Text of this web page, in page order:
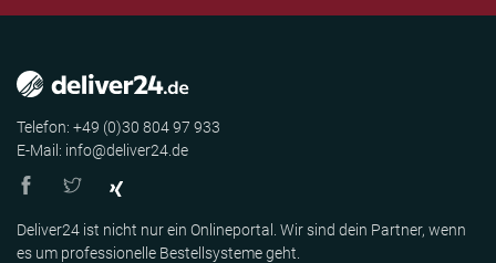
Telefon: +49 (0)30 804 97 933
E-Mail: info@deliver24.de
Deliver24 ist nicht nur ein Onlineportal. Wir sind dein Partner, wenn
es um professionelle Bestellsysteme geht.